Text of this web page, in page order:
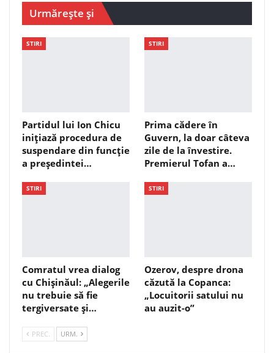
Urmărește și
STIRI
Partidul lui Ion Chicu
inițiază procedura de
suspendare din funcție
a președintei…
STIRI
Prima cădere în
Guvern, la doar câteva
zile de la învestire.
Premierul Tofan a…
STIRI
Comratul vrea dialog
cu Chișinăul: „Alegerile
nu trebuie să fie
tergiversate și…
STIRI
Ozerov, despre drona
căzută la Copanca:
„Locuitorii satului nu
au auzit-o”
PREC. URM.